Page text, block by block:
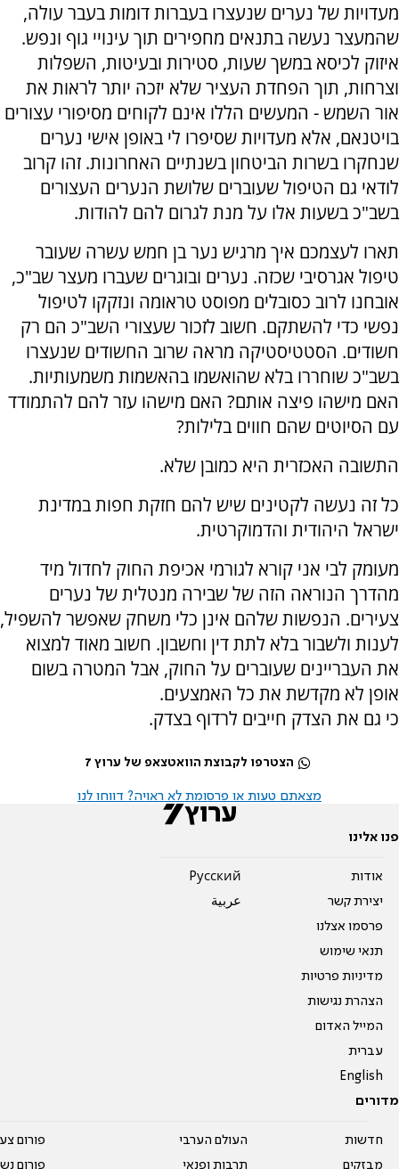
מעדויות של נערים שנעצרו בעברות דומות בעבר עולה,
שהמעצר נעשה בתנאים מחפירים תוך עינויי גוף ונפש.
איזוק לכיסא במשך שעות, סטירות ובעיטות, השפלות
וצרחות, תוך הפחדת העציר שלא יזכה יותר לראות את
אור השמש - המעשים הללו אינם לקוחים מסיפורי עצורים
בויטנאם, אלא מעדויות שסיפרו לי באופן אישי נערים
שנחקרו בשרות הביטחון בשנתיים האחרונות. זהו קרוב
לודאי גם הטיפול שעוברים שלושת הנערים העצורים
בשב"כ בשעות אלו על מנת לגרום להם להודות.
תארו לעצמכם איך מרגיש נער בן חמש עשרה שעובר
טיפול אגרסיבי שכזה. נערים ובוגרים שעברו מעצר שב"כ,
אובחנו לרוב כסובלים מפוסט טראומה ונזקקו לטיפול
נפשי כדי להשתקם. חשוב לזכור שעצורי השב"כ הם רק
חשודים. הסטטיסטיקה מראה שרוב החשודים שנעצרו
בשב"כ שוחררו בלא שהואשמו בהאשמות משמעותיות.
האם מישהו פיצה אותם? האם מישהו עזר להם להתמודד
עם הסיוטים שהם חווים בלילות?
התשובה האכזרית היא כמובן שלא.
כל זה נעשה לקטינים שיש להם חזקת חפות במדינת
ישראל היהודית והדמוקרטית.
מעומק לבי אני קורא לגורמי אכיפת החוק לחדול מיד
מהדרך הנוראה הזה של שבירה מנטלית של נערים
צעירים. הנפשות שלהם אינן כלי משחק שאפשר להשפיל,
לענות ולשבור בלא לתת דין וחשבון. חשוב מאוד למצוא
את העבריינים שעוברים על החוק, אבל המטרה בשום
אופן לא מקדשת את כל האמצעים.
כי גם את הצדק חייבים לרדוף בצדק.
הצטרפו לקבוצת הוואטצאפ של ערוץ 7
מצאתם טעות או פרסומת לא ראויה? דווחו לנו
פנו אלינו
אודות
יצירת קשר
פרסמו אצלנו
תנאי שימוש
מדיניות פרטיות
הצהרת נגישות
המייל האדום
עברית
English
Pусский
عربية
מדורים
חדשות
מבזקים
העולם הערבי
תרבות ופנאי
פורום
פורום